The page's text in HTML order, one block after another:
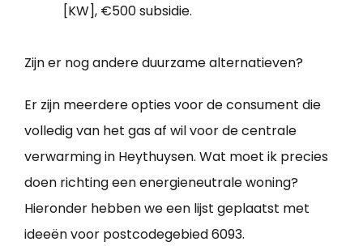
[KW], €500 subsidie.
Zijn er nog andere duurzame alternatieven?
Er zijn meerdere opties voor de consument die
volledig van het gas af wil voor de centrale
verwarming in Heythuysen. Wat moet ik precies
doen richting een energieneutrale woning?
Hieronder hebben we een lijst geplaatst met
ideeën voor postcodegebied 6093.